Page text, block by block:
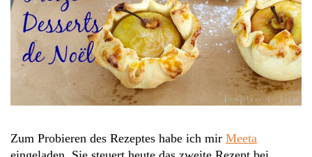
Zum Probieren des Rezeptes habe ich mir Meeta